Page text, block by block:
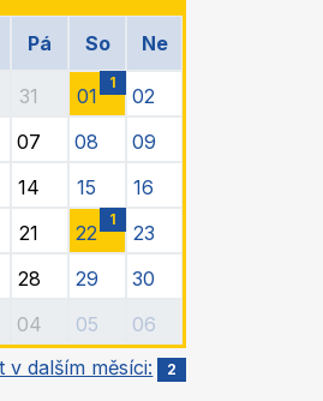
Pá So Ne
31 01
1
02
07 08
09
14 15
16
21 22
1
23
28 29
30
04 05
06
v dalším měsíci:
2